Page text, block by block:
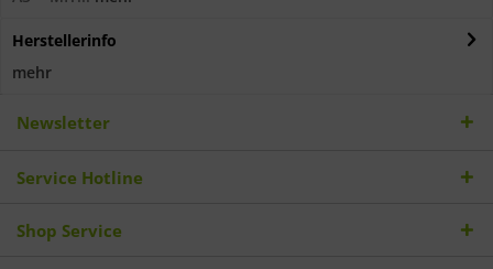
Herstellerinfo
mehr
Newsletter
Service Hotline
Shop Service